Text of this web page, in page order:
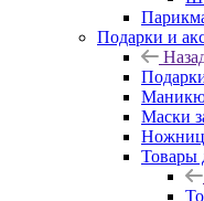
Подарки и
Маски
Товары